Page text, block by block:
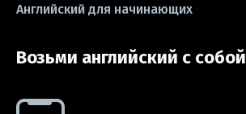
Английский для начинающих
Возьми английский с собой